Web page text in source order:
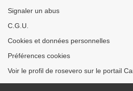
Signaler un abus
C.G.U.
Cookies et données personnelles
Préférences cookies
Voir le profil de rosevero sur le portail